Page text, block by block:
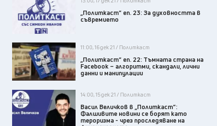
„Политкаст“ еп. 23: За духовността в
съвремието
11:00, 16 дек 21 / Политкаст
„Политкаст“ еп. 22: Tъмната страна на
Facebook – алгоритми, скандали, лични
данни и манипулации
14:00, 15 дек 21 / Политкаст
Васил Величков в „Политкаст“:
Фалшивите новини се борят като
тероризма - чрез проследяване на